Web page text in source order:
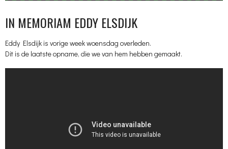
IN MEMORIAM EDDY ELSDIJK
Eddy Elsdijk is vorige week woensdag overleden.
Dit is de laatste opname, die we van hem hebben gemaakt.